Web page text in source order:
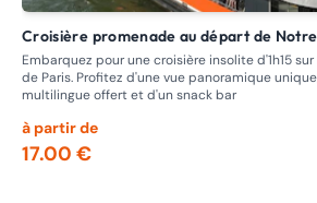
Croisière promenade au départ de
Embarquez pour une croisière insolite d'1h15
de Paris. Profitez d'une vue panoramique
multilingue offert et d'un snack bar
à partir de
17.00 €